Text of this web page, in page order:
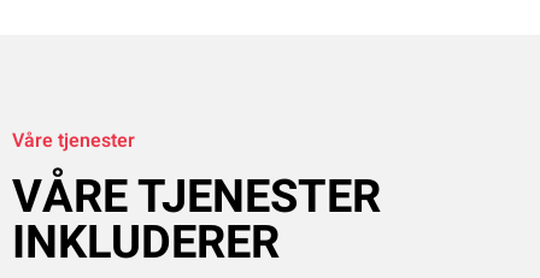
Våre tjenester
VÅRE TJENESTER
INKLUDERER